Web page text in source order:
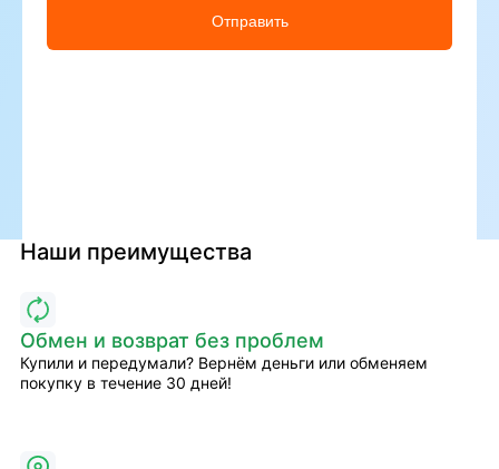
Отправить
Наши преимущества
Обмен и возврат без проблем
Купили и передумали? Вернём деньги или обменяем
покупку в течение 30 дней!